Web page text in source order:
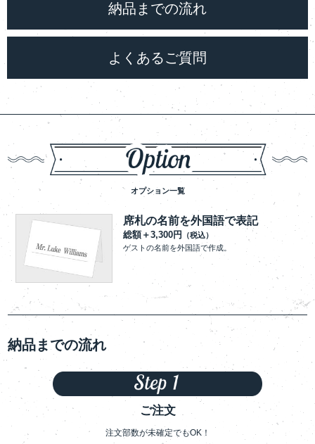
納品までの流れ
よくあるご質問
オプション一覧
席札の名前を外国語で表記
総額＋3,300円
（税込）
ゲストの名前を外国語で作成。
納品までの流れ
ご注文
注文部数が未確定でもOK！